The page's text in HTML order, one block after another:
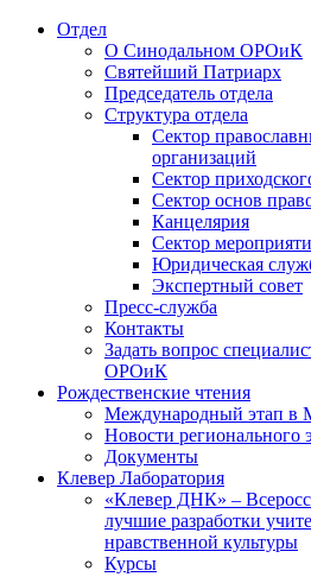
Отдел
О Синодальном ОРОиК
Святейший Патриарх
Председатель отдела
Структура отдела
Сектор
организаций
Сектор
Сектор основ
Канцелярия
Сектор
Юридическая
Экспертный совет
Пресс-служба
Контакты
Задать вопрос
ОРОиК
Рождественские чтения
Международный этап в
Новости регионального
Документы
Клевер Лаборатория
«Клевер ДНК» –
лучшие разработки
нравственной культуры
Курсы